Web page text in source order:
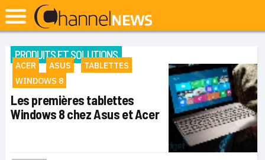
PRODUITS ET SOLUTIONS
ACER ASUS
TABLETTES
WINDOWS 8
Les premières tablettes
Windows 8 chez Asus et Acer